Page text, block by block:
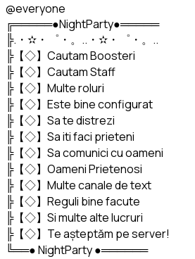
@everyone
╔═════●NightParty●═════
╠.・✫・゜・。..・✫・゜・。..
╠【◇】Cautam Boosteri
╠【◇】Cautam Staff
╠【◇】Multe roluri
╠【◇】Este bine configurat
╠【◇】Sa te distrezi
╠【◇】Sa iti faci prieteni
╠【◇】Sa comunici cu oameni
╠【◇】Oameni Prietenosi
╠【◇】Multe canale de text
╠【◇】Reguli bine facute
╠【◇】Si multe alte lucruri
╠【◇】Te așteptăm pe server!
╚══● NightParty ●══════